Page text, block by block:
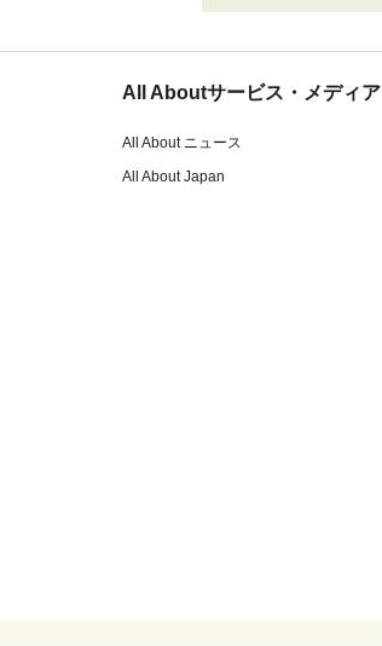
All Aboutサービス・メディア
All About ニュース
All About Japan